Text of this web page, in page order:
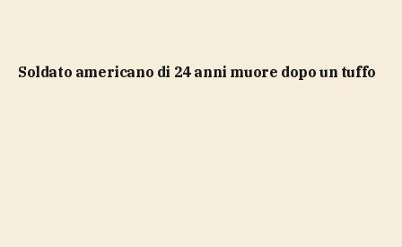
soldato americano di 24 anni muore dopo un tuffo